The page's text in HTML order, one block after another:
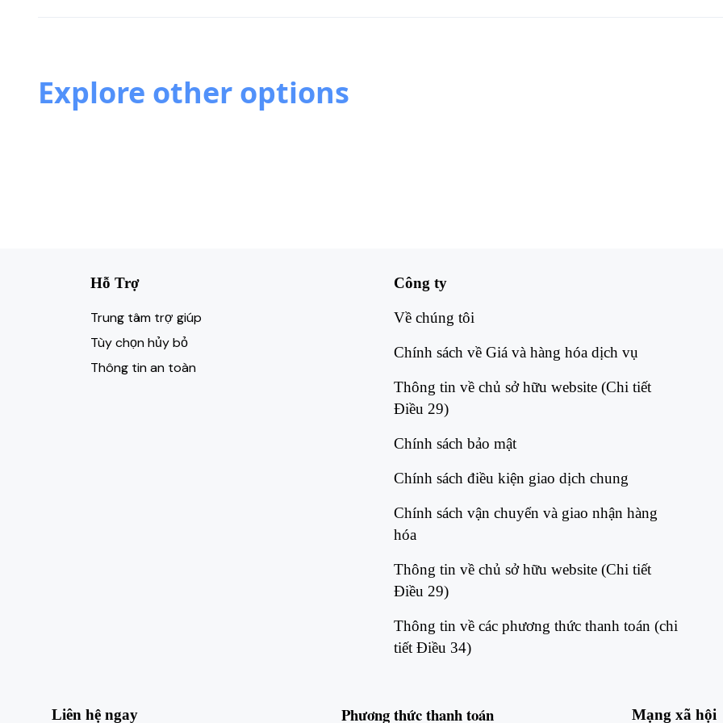
Explore other options
Hỗ Trợ
Trung tâm trợ giúp
Tùy chọn hủy bỏ
Thông tin an toàn
Công ty
Về chúng tôi​
Chính sách về Giá và hàng hóa dịch vụ​
Thông tin về chủ sở hữu website (Chi tiết
Điều 29)​
Chính sách bảo mật​
Chính sách điều kiện giao dịch chung​
Chính sách vận chuyển và giao nhận hàng
hóa​
Thông tin về chủ sở hữu website (Chi tiết
Điều 29)​
Thông tin về các phương thức thanh toán (chi
tiết Điều 34)​
Liên hệ ngay Phương thứcthanh toán Mạng xã hội